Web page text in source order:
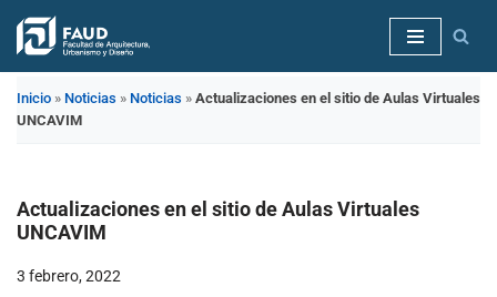
Saltar
contenido
Inicio » Noticias » Noticias » Actualizaciones en el sitio de Aulas Virtuales
UNCAVIM
Actualizaciones en el sitio de Aulas Virtuales
UNCAVIM
3 febrero, 2022